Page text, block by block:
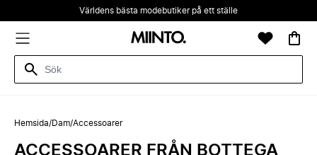
Världens bästa modebutiker på ett ställe
Hemsida/Dam/Accessoarer
ACCESSOARER FRÅN BOTTEGA